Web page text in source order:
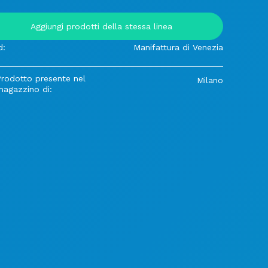
Aggiungi prodotti della stessa linea
Manifattura di Venezia
presente nel
di:
Milano